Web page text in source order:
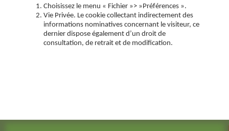
Choisissez le menu « Fichier »> »Préférences ».
Vie Privée. Le cookie collectant indirectement des
informations nominatives concernant le visiteur, ce
dernier dispose également d’un droit de
consultation, de retrait et de modification.